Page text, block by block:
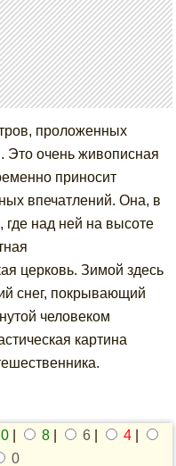
проложенных
Это очень живописная
приносит
впечатлений. Она, в
где над ней на высоте
церковь. Зимой здесь
снег, покрывающий
человеком
картина
8 6 4
0